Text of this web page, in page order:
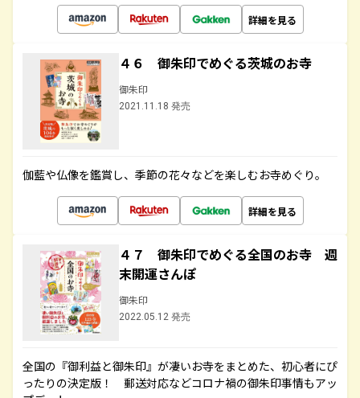
詳細を見る
４６ 御朱印でめぐる茨城のお寺
御朱印
2021.11.18 発売
伽藍や仏像を鑑賞し、季節の花々などを楽しむお寺めぐり。
詳細を見る
４７ 御朱印でめぐる全国のお寺 週
末開運さんぽ
御朱印
2022.05.12 発売
全国の『御利益と御朱印』が凄いお寺をまとめた、初心者にぴ
ったりの決定版！ 郵送対応などコロナ禍の御朱印事情もアッ